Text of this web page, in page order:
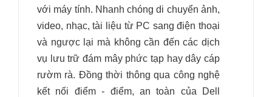
với máy tính. Nhanh chóng di chuyển ảnh,
video, nhạc, tài liệu từ PC sang điện thoại
và ngược lại mà không cần đến các dịch
vụ lưu trữ đám mây phức tạp hay dây cáp
rườm rà. Đồng thời thông qua công nghệ
kết nối điểm - điểm, an toàn của Dell